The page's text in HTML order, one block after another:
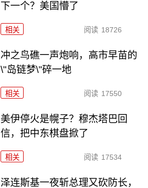
下一个？美国懵了
相关 阅读 18726
冲之鸟礁一声炮响，高市早苗的
\"岛链梦\"碎一地
相关 阅读 17550
美伊停火是幌子？穆杰塔巴回
信，把中东棋盘掀了
相关 阅读 17534
泽连斯基一夜斩总理又砍防长，